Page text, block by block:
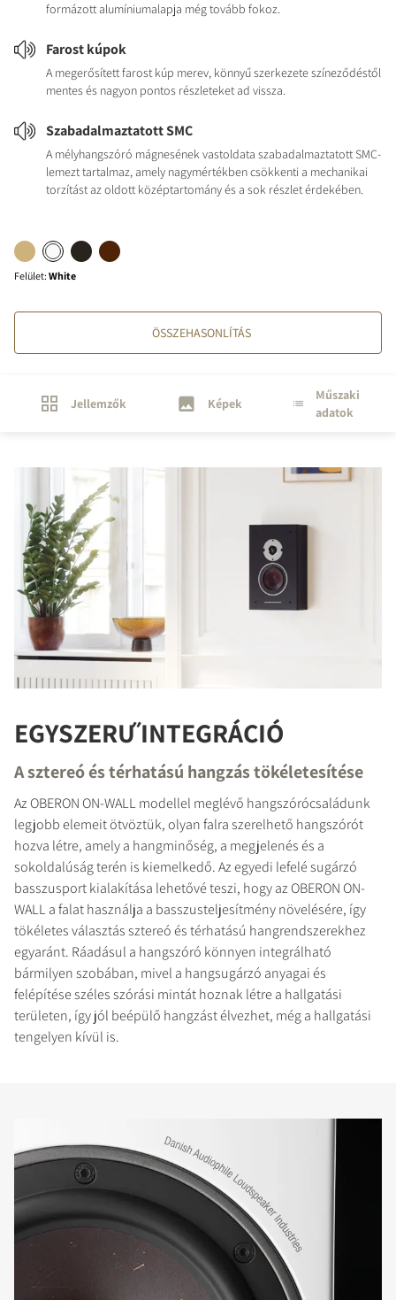
formázott alumíniumalapja még tovább fokoz.
Farost kúpok
A megerősített farost kúp merev, könnyű szerkezete színeződéstől
mentes és nagyon pontos részleteket ad vissza.
Szabadalmaztatott SMC
A mélyhangszóró mágnesének vastoldata szabadalmaztatott SMC-
lemezt tartalmaz, amely nagymértékben csökkenti a mechanikai
torzítást az oldott középtartomány és a sok részlet érdekében.
Felület: White
ÖSSZEHASONLÍTÁS
Jellemzők Képek
Műszaki
adatok
EGYSZERŰ INTEGRÁCIÓ
A sztereó és térhatású hangzás tökéletesítése
Az OBERON ON-WALL modellel meglévő hangszórócsaládunk
legjobb elemeit ötvöztük, olyan falra szerelhető hangszórót
hozva létre, amely a hangminőség, a megjelenés és a
sokoldalúság terén is kiemelkedő. Az egyedi lefelé sugárzó
basszusport kialakítása lehetővé teszi, hogy az OBERON ON-
WALL a falat használja a basszusteljesítmény növelésére, így
tökéletes választás sztereó és térhatású hangrendszerekhez
egyaránt. Ráadásul a hangszóró könnyen integrálható
bármilyen szobában, mivel a hangsugárzó anyagai és
felépítése széles szórási mintát hoznak létre a hallgatási
területen, így jól beépülő hangzást élvezhet, még a hallgatási
tengelyen kívül is.